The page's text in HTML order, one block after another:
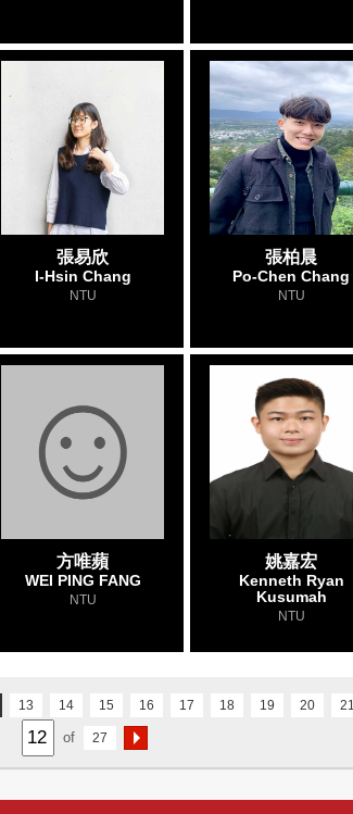
張易欣
I-Hsin Chang
NTU
張柏晨
Po-Chen Chang
NTU
方唯蘋
WEI PING FANG
NTU
姚嘉宏
Kenneth Ryan
Kusumah
NTU
13 14 15 16 17 18 19 20 21
of 27